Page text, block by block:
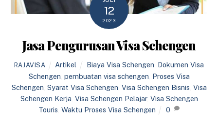
12
2023
Jasa Pengurusan Visa Schengen
RAJAVISA Artikel Biaya Visa Schengen Dokumen Visa
Schengen pembuatan visa schengen Proses Visa
Schengen Syarat Visa Schengen Visa Schengen Bisnis Visa
Schengen Kerja Visa Schengen Pelajar, Visa Schengen
Touris Waktu Proses Visa Schengen 0